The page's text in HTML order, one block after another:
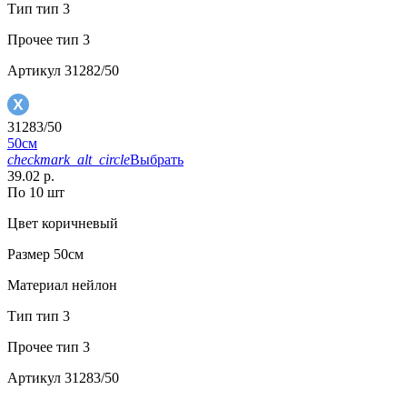
Тип тип 3
Прочее тип 3
Артикул 31282/50
31283/50
50см
checkmark_alt_circleВыбрать
39.02 р.
По 10 шт
Цвет коричневый
Размер 50см
Материал нейлон
Тип тип 3
Прочее тип 3
Артикул 31283/50